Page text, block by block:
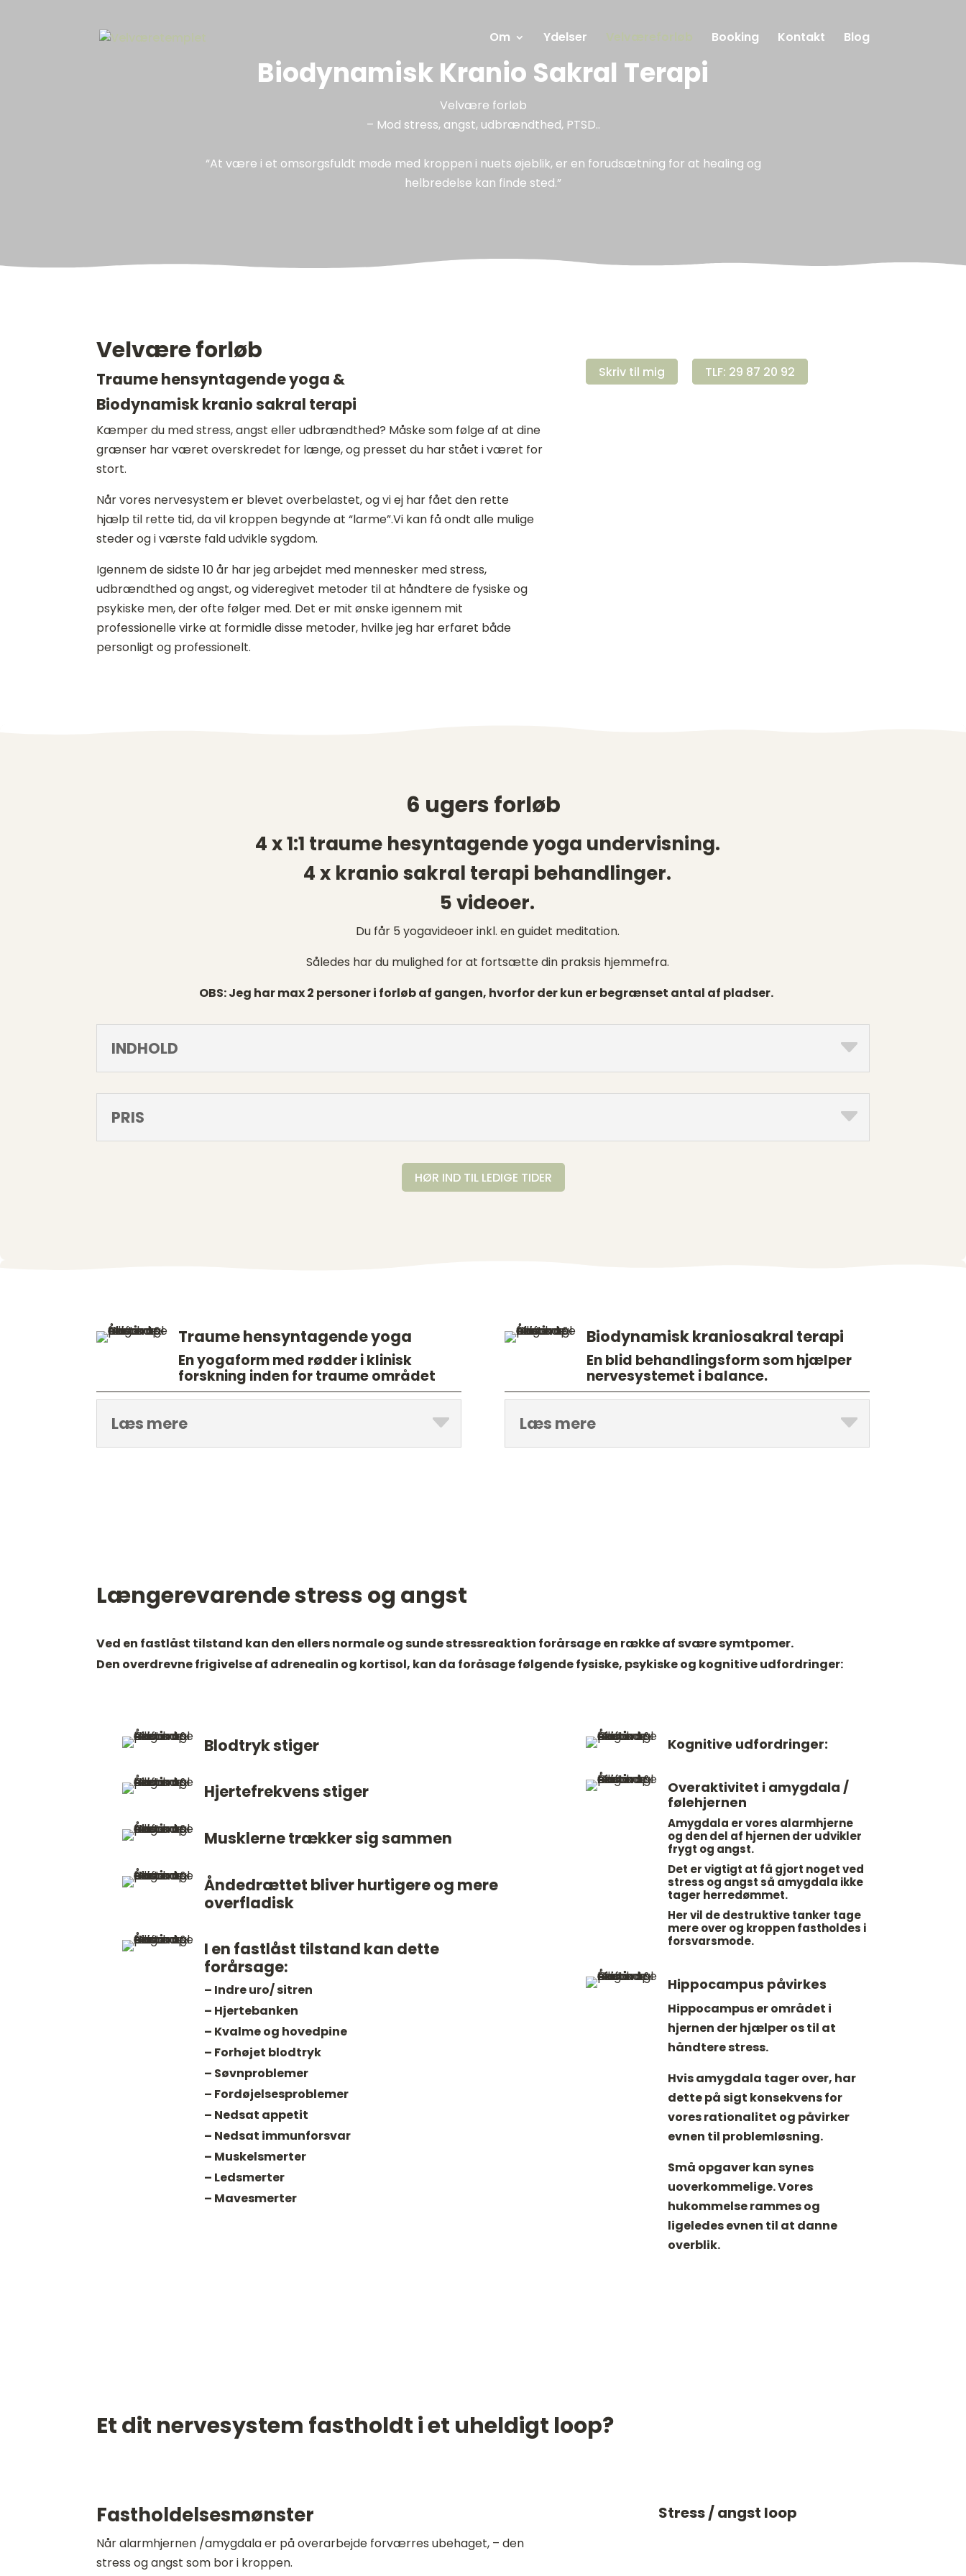
Om Ydelser Velværeforløb Booking Kontakt Blog
Biodynamisk Kranio Sakral Terapi
Velvære forløb
– Mod stress, angst, udbrændthed, PTSD..
“At være i et omsorgsfuldt møde med kroppen i nuets øjeblik, er en forudsætning for at healing og
helbredelse kan finde sted.”
Velvære forløb
Traume hensyntagende yoga &
Biodynamisk kranio sakral terapi
Kæmper du med stress, angst eller udbrændthed? Måske som følge af at dine
grænser har været overskredet for længe, og presset du har stået i været for
stort.
Når vores nervesystem er blevet overbelastet, og vi ej har fået den rette
hjælp til rette tid, da vil kroppen begynde at “larme”.Vi kan få ondt alle mulige
steder og i værste fald udvikle sygdom.
Igennem de sidste 10 år har jeg arbejdet med mennesker med stress,
udbrændthed og angst, og videregivet metoder til at håndtere de fysiske og
psykiske men, der ofte følger med. Det er mit ønske igennem mit
professionelle virke at formidle disse metoder, hvilke jeg har erfaret både
personligt og professionelt.
Skriv til mig TLF: 29 87 20 92
6 ugers forløb
4 x 1:1 traume hesyntagende yoga undervisning.
4 x kranio sakral terapi behandlinger.
5 videoer.
Du får 5 yogavideoer inkl. en guidet meditation.
Således har du mulighed for at fortsætte din praksis hjemmefra.
OBS: Jeg har max 2 personer i forløb af gangen, hvorfor der kun er begrænset antal af pladser.
INDHOLD
PRIS
HØR IND TIL LEDIGE TIDER
Traume hensyntagende yoga
En yogaform med rødder i klinisk
forskning inden for traume området
Læs mere
Biodynamisk kraniosakral terapi
En blid behandlingsform som hjælper
nervesystemet i balance.
Læs mere
Længerevarende stress og angst
Ved en fastlåst tilstand kan den ellers normale og sunde stressreaktion forårsage en række af svære symtpomer.
Den overdrevne frigivelse af adrenealin og kortisol, kan da foråsage følgende fysiske, psykiske og kognitive udfordringer:
Blodtryk stiger
Hjertefrekvens stiger
Musklerne trækker sig sammen
Åndedrættet bliver hurtigere og mere
overfladisk
I en fastlåst tilstand kan dette
forårsage:
– Indre uro/ sitren
– Hjertebanken
– Kvalme og hovedpine
– Forhøjet blodtryk
– Søvnproblemer
– Fordøjelsesproblemer
– Nedsat appetit
– Nedsat immunforsvar
– Muskelsmerter
– Ledsmerter
– Mavesmerter
Kognitive udfordringer:
Overaktivitet i amygdala /
følehjernen
Amygdala er vores alarmhjerne
og den del af hjernen der udvikler
frygt og angst.
Det er vigtigt at få gjort noget ved
stress og angst så amygdala ikke
tager herredømmet.
Her vil de destruktive tanker tage
mere over og kroppen fastholdes i
forsvarsmode.
Hippocampus påvirkes
Hippocampus er området i
hjernen der hjælper os til at
håndtere stress.
Hvis amygdala tager over, har
dette på sigt konsekvens for
vores rationalitet og påvirker
evnen til problemløsning.
Små opgaver kan synes
uoverkommelige. Vores
hukommelse rammes og
ligeledes evnen til at danne
overblik.
Et dit nervesystem fastholdt i et uheldigt loop?
Fastholdelsesmønster
Når alarmhjernen /amygdala er på overarbejde forværres ubehaget, – den
stress og angst som bor i kroppen.
Stress / angst loop